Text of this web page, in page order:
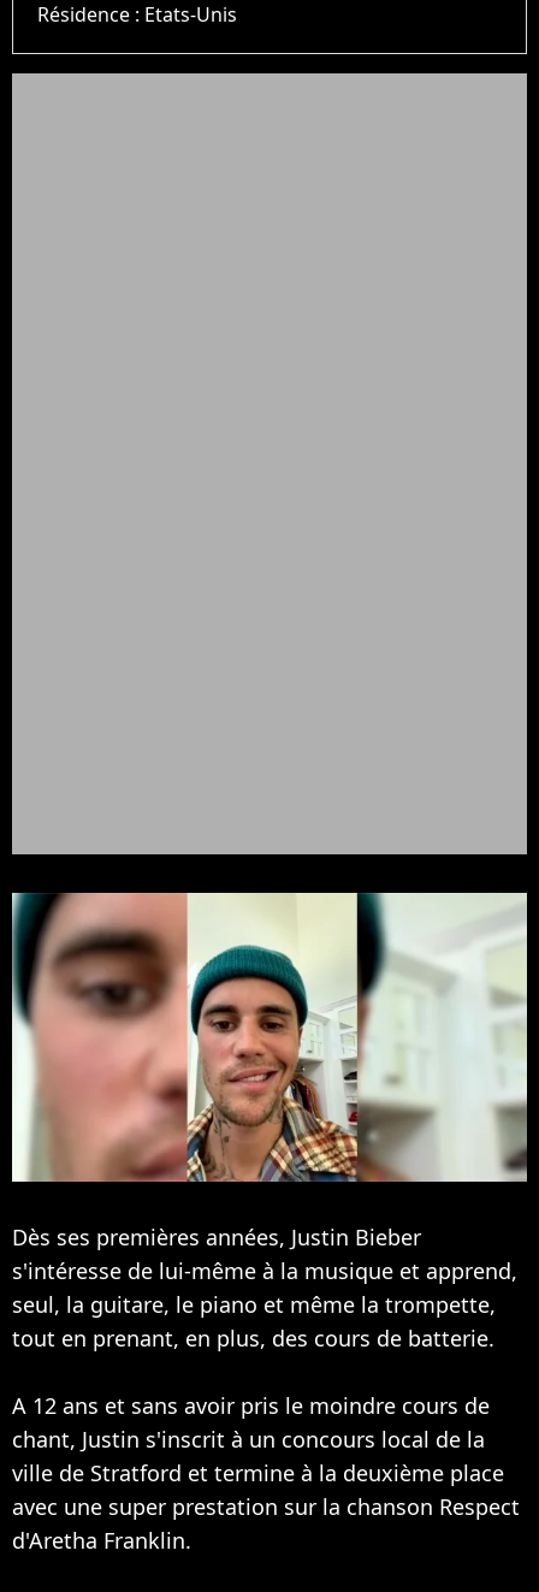
Résidence : Etats-Unis
Dès ses premières années, Justin Bieber
s'intéresse de lui-même à la musique et apprend,
seul, la guitare, le piano et même la trompette,
tout en prenant, en plus, des cours de batterie.
A 12 ans et sans avoir pris le moindre cours de
chant, Justin s'inscrit à un concours local de la
ville de Stratford et termine à la deuxième place
avec une super prestation sur la chanson Respect
d'Aretha Franklin.